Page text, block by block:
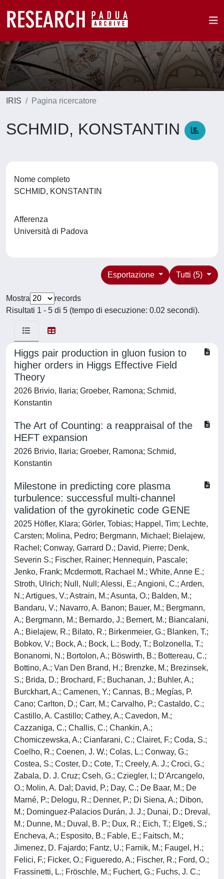
IRIS Pagina ricercatore
SCHMID, KONSTANTIN
Nome completo
SCHMID, KONSTANTIN
Afferenza
Università di Padova
Tutti (5)
Esportazione
Mostra
records
Risultati 1 - 5 di 5 (tempo di esecuzione: 0.02 secondi).
Higgs pair production in gluon fusion to
higher orders in Higgs Effective Field
Theory
2026 Brivio, Ilaria; Groeber, Ramona; Schmid,
Konstantin
The Art of Counting: a reappraisal of the
HEFT expansion
2026 Brivio, Ilaria; Groeber, Ramona; Schmid,
Konstantin
Milestone in predicting core plasma
turbulence: successful multi-channel
validation of the gyrokinetic code GENE
2025 Höfler, Klara; Görler, Tobias; Happel, Tim; Lechte,
Carsten; Molina, Pedro; Bergmann, Michael; Bielajew,
Rachel; Conway, Garrard D.; David, Pierre; Denk,
Severin S.; Fischer, Rainer; Hennequin, Pascale;
Jenko, Frank; Mcdermott, Rachael M.; White, Anne E.;
Stroth, Ulrich; Null, Null; Alessi, E.; Angioni, C.; Arden,
N.; Artigues, V.; Astrain, M.; Asunta, O.; Balden, M.;
Bandaru, V.; Navarro, A. Banon; Bauer, M.; Bergmann,
A.; Bergmann, M.; Bernardo, J.; Bernert, M.; Biancalani,
A.; Bielajew, R.; Bilato, R.; Birkenmeier, G.; Blanken, T.;
Bobkov, V.; Bock, A.; Bock, L.; Body, T.; Bolzonella, T.;
Bonanomi, N.; Bortolon, A.; Böswirth, B.; Bottereau, C.;
Bottino, A.; Van Den Brand, H.; Brenzke, M.; Brezinsek,
S.; Brida, D.; Brochard, F.; Buchanan, J.; Buhler, A.;
Burckhart, A.; Camenen, Y.; Cannas, B.; Megías, P.
Cano; Carlton, D.; Carr, M.; Carvalho, P.; Castaldo, C.;
Castillo, A. Castillo; Cathey, A.; Cavedon, M.;
Cazzaniga, C.; Challis, C.; Chankin, A.;
Chomiczewska, A.; Cianfarani, C.; Clairet, F.; Coda, S.;
Coelho, R.; Coenen, J. W.; Colas, L.; Conway, G.;
Costea, S.; Coster, D.; Cote, T.; Creely, A. J.; Croci, G.;
Zabala, D. J. Cruz; Cseh, G.; Cziegler, I.; D'Arcangelo,
O.; Molin, A. Dal; David, P.; Day, C.; De Baar, M.; De
Marné, P.; Delogu, R.; Denner, P.; Di Siena, A.; Dibon,
M.; Dominguez-Palacios Durán, J. J.; Dunai, D.; Dreval,
M.; Dunne, M.; Duval, B. P.; Dux, R.; Eich, T.; Elgeti, S.;
Encheva, A.; Esposito, B.; Fable, E.; Faitsch, M.;
Jimenez, D. Fajardo; Fantz, U.; Farnik, M.; Faugel, H.;
Felici, F.; Ficker, O.; Figueredo, A.; Fischer, R.; Ford, O.;
Frassinetti, L.; Fröschle, M.; Fuchert, G.; Fuchs, J. C.;